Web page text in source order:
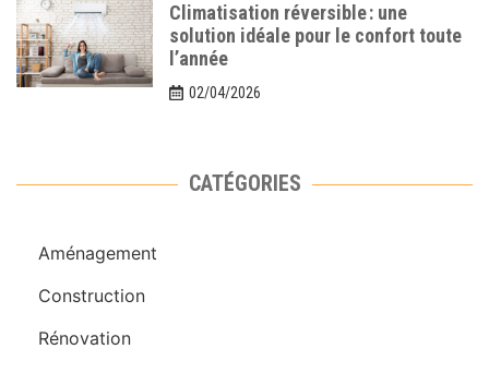
Climatisation réversible : une
solution idéale pour le confort toute
l’année
02/04/2026
CATÉGORIES
Aménagement
Construction
Rénovation